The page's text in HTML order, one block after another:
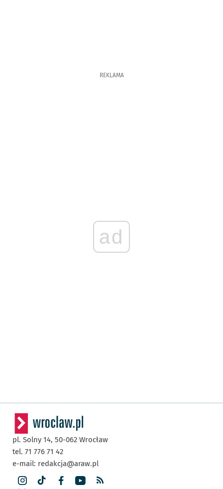
REKLAMA
ad
pl. Solny 14, 50-062 Wrocław
tel. 71 776 71 42
e-mail: redakcja@araw.pl